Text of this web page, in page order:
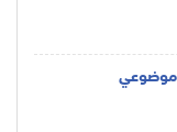
موضوعي